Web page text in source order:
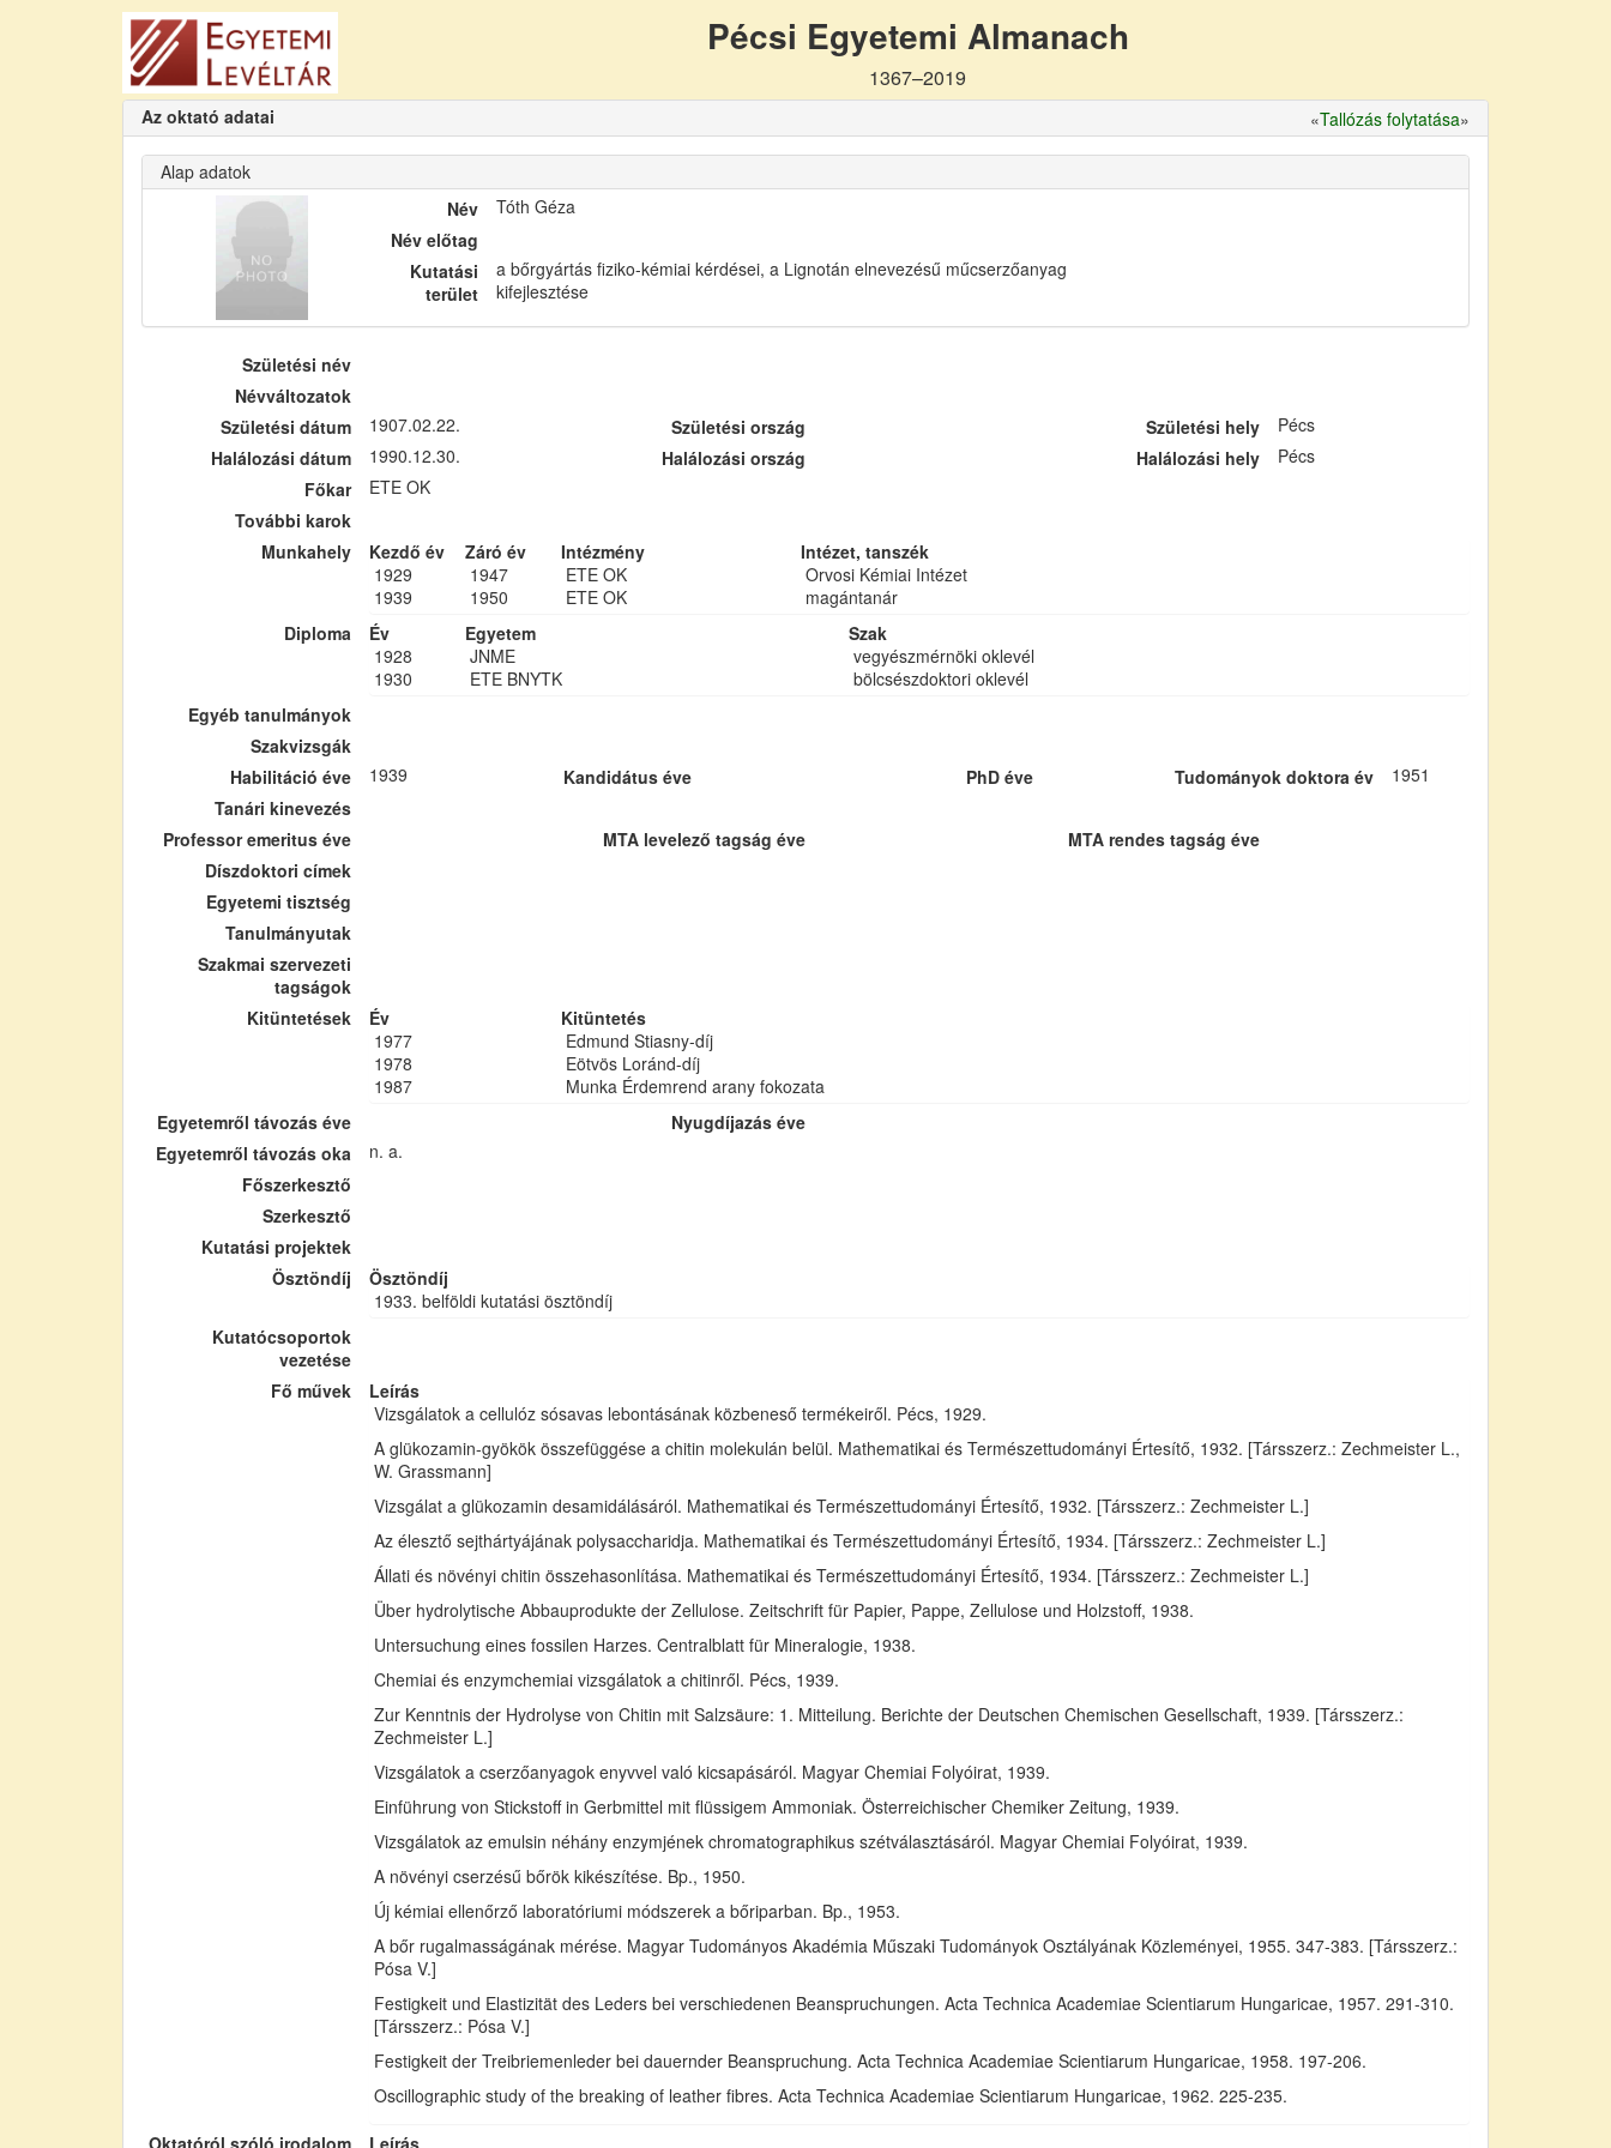
Pécsi Egyetemi Almanach
1367–2019
Az oktató adatai «Tallózás folytatása»
Alap adatok
Név
Tóth Géza
Név előtag
Kutatási
terület
a bőrgyártás fiziko-kémiai kérdései, a Lignotán elnevezésű műcserzőanyag
kifejlesztése
Születési név
Névváltozatok
Születési dátum
1907.02.22. Születési ország Születési hely
Pécs
Halálozási dátum
1990.12.30. Halálozási ország Halálozási hely
Pécs
Főkar
ETE OK
További karok
Munkahely
Kezdő év Záró év Intézmény
Intézet, tanszék
1929
1947 ETE OK
Orvosi Kémiai Intézet
1939
1950 ETE OK
magántanár
Diploma
Év Egyetem
Szak
1928
JNME
vegyészmérnöki oklevél
1930
ETE BNYTK
bölcsészdoktori oklevél
Egyéb tanulmányok
Szakvizsgák
Habilitáció éve
1939 Kandidátus éve PhD éve Tudományok doktora év
1951
Tanári kinevezés
Professor emeritus éve
MTA levelező tagság éve
MTA rendes tagság éve
Díszdoktori címek
Egyetemi tisztség
Tanulmányutak
Szakmai szervezeti
tagságok
Kitüntetések
Év
Kitüntetés
1977
Edmund Stiasny-díj
1978
Eötvös Loránd-díj
1987
Munka Érdemrend arany fokozata
Egyetemről távozás éve
Nyugdíjazás éve
Egyetemről távozás oka
n. a.
Főszerkesztő
Szerkesztő
Kutatási projektek
Ösztöndíj
Ösztöndíj
1933. belföldi kutatási ösztöndíj
Kutatócsoportok
vezetése
Fő művek
Leírás
Vizsgálatok a cellulóz sósavas lebontásának közbeneső termékeiről. Pécs, 1929.
A glükozamin-gyökök összefüggése a chitin molekulán belül. Mathematikai és Természettudományi Értesítő, 1932. [Társszerz.: Zechmeister L.,
W. Grassmann]
Vizsgálat a glükozamin desamidálásáról. Mathematikai és Természettudományi Értesítő, 1932. [Társszerz.: Zechmeister L.]
Az élesztő sejthártyájának polysaccharidja. Mathematikai és Természettudományi Értesítő, 1934. [Társszerz.: Zechmeister L.]
Állati és növényi chitin összehasonlítása. Mathematikai és Természettudományi Értesítő, 1934. [Társszerz.: Zechmeister L.]
Über hydrolytische Abbauprodukte der Zellulose. Zeitschrift für Papier, Pappe, Zellulose und Holzstoff, 1938.
Untersuchung eines fossilen Harzes. Centralblatt für Mineralogie, 1938.
Chemiai és enzymchemiai vizsgálatok a chitinről. Pécs, 1939.
Zur Kenntnis der Hydrolyse von Chitin mit Salzsäure: 1. Mitteilung. Berichte der Deutschen Chemischen Gesellschaft, 1939. [Társszerz.:
Zechmeister L.]
Vizsgálatok a cserzőanyagok enyvvel való kicsapásáról. Magyar Chemiai Folyóirat, 1939.
Einführung von Stickstoff in Gerbmittel mit flüssigem Ammoniak. Österreichischer Chemiker Zeitung, 1939.
Vizsgálatok az emulsin néhány enzymjének chromatographikus szétválasztásáról. Magyar Chemiai Folyóirat, 1939.
A növényi cserzésű bőrök kikészítése. Bp., 1950.
Új kémiai ellenőrző laboratóriumi módszerek a bőriparban. Bp., 1953.
A bőr rugalmasságának mérése. Magyar Tudományos Akadémia Műszaki Tudományok Osztályának Közleményei, 1955. 347-383. [Társszerz.:
Pósa V.]
Festigkeit und Elastizität des Leders bei verschiedenen Beanspruchungen. Acta Technica Academiae Scientiarum Hungaricae, 1957. 291-310.
[Társszerz.: Pósa V.]
Festigkeit der Treibriemenleder bei dauernder Beanspruchung. Acta Technica Academiae Scientiarum Hungaricae, 1958. 197-206.
Oscillographic study of the breaking of leather fibres. Acta Technica Academiae Scientiarum Hungaricae, 1962. 225-235.